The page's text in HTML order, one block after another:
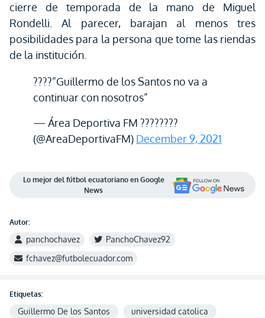
cierre de temporada de la mano de Miguel
Rondelli. Al parecer, barajan al menos tres
posibilidades para la persona que tome las riendas
de la institución.
????”Guillermo de los Santos no va a
continuar con nosotros”
— Área Deportiva FM ????????
(@AreaDeportivaFM) December 9, 2021
Lo mejor del fútbol ecuatoriano en Google
News
Autor:
panchochavez
PanchoChavez92
fchavez@futbolecuador.com
Etiquetas:
Guillermo De los Santos universidad catolica